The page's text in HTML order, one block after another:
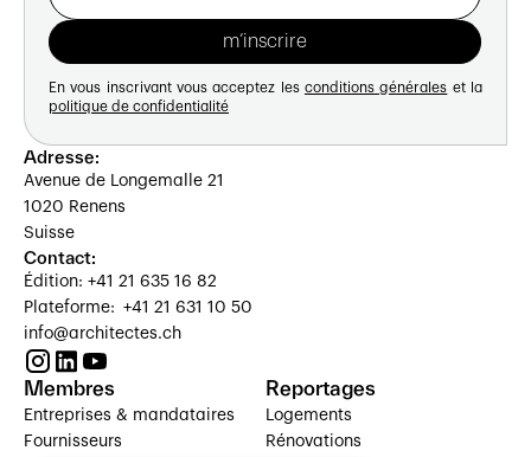
En vous inscrivant vous acceptez les conditions générales et la
politique de confidentialité
Adresse:
Avenue de Longemalle 21
1020 Renens
Suisse
Contact:
Édition: +41 21 635 16 82
Plateforme: +41 21 631 10 50
info@architectes.ch
Membres
Entreprises & mandataires
Fournisseurs
Reportages
Logements
Rénovations